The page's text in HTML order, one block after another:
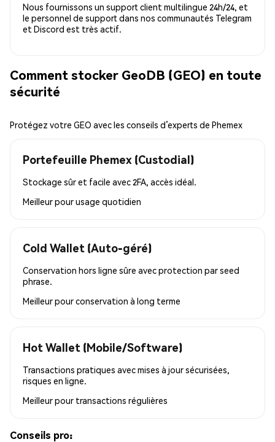
Nous fournissons un support client multilingue 24h/24, et
le personnel de support dans nos communautés Telegram
et Discord est très actif.
Comment stocker GeoDB (GEO) en toute
sécurité
Protégez votre GEO avec les conseils d’experts de Phemex
Portefeuille Phemex (Custodial)
Stockage sûr et facile avec 2FA, accès idéal.
Meilleur pourusage quotidien
Cold Wallet (Auto-géré)
Conservation hors ligne sûre avec protection par seed
phrase.
Meilleur pourconservation à long terme
Hot Wallet (Mobile/Software)
Transactions pratiques avec mises à jour sécurisées,
risques en ligne.
Meilleur pour transactions régulières
Conseils pro: